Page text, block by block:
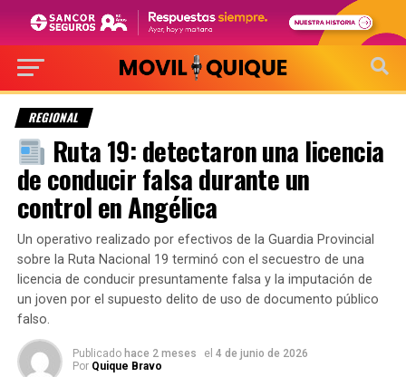
REGIONAL
Ruta 19: detectaron una licencia
de conducir falsa durante un
control en Angélica
Un operativo realizado por efectivos de la Guardia Provincial
sobre la Ruta Nacional 19 terminó con el secuestro de una
licencia de conducir presuntamente falsa y la imputación de
un joven por el supuesto delito de uso de documento público
falso.
Publicado hace 2 meses el 4 de junio de 2026
Por Quique Bravo